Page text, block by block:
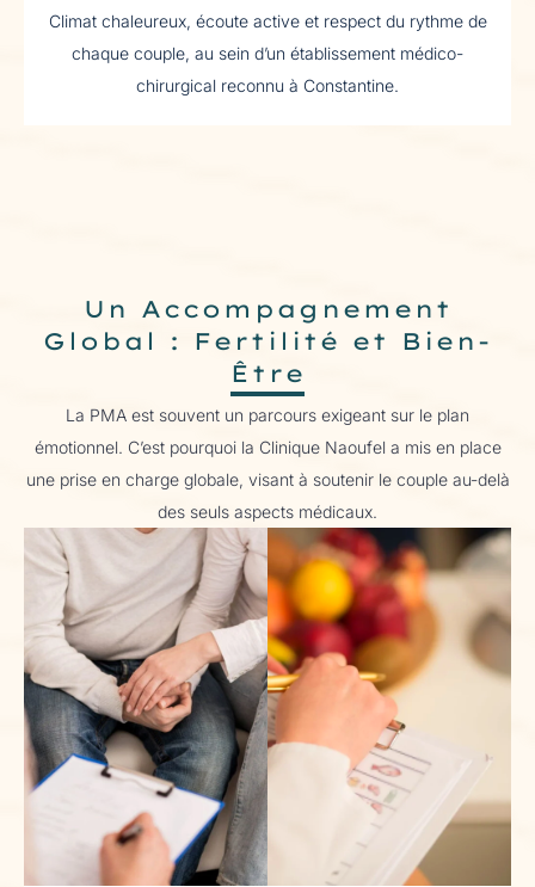
Climat chaleureux, écoute active et respect du rythme de
chaque couple, au sein d’un établissement médico-
chirurgical reconnu à Constantine.
Un Accompagnement
Global : Fertilité et Bien-
Être
La PMA est souvent un parcours exigeant sur le plan
émotionnel. C’est pourquoi la Clinique Naoufel a mis en place
une prise en charge globale, visant à soutenir le couple au-delà
des seuls aspects médicaux.